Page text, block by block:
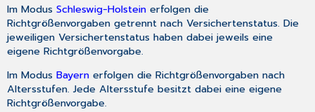
Im ModusSchleswig-Holstein erfolgen die
Richtgrößenvorgaben getrennt nach Versichertenstatus. Die
jeweiligen Versichertenstatus haben dabei jeweils eine
eigene Richtgrößenvorgabe.
Im ModusBayern erfolgen die Richtgrößenvorgaben nach
Altersstufen. Jede Altersstufe besitzt dabei eine eigene
Richtgrößenvorgabe.